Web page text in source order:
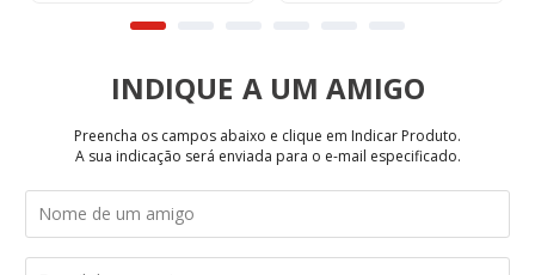
INDIQUE
Preencha os campos abaixo e clique em Indicar Produto.
A sua indicação será enviada para o e-mail especificado.